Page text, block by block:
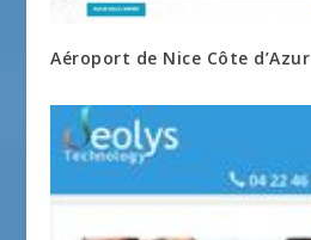
Aéroport de Nice Côte d’Azur